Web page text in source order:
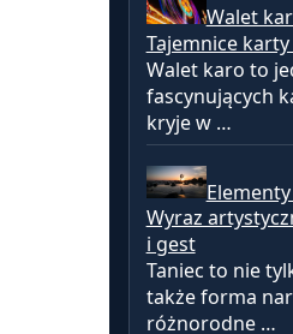
Walet
Tajemnice
Walet karo to
fascynujących
kryje w …
Wyraz
i gest
Taniec to nie
także forma
różnorodne …